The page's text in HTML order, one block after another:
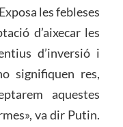
les febleses
d’aixecar les
d’inversió i
signifiquen res,
aquestes
va dir Putin.